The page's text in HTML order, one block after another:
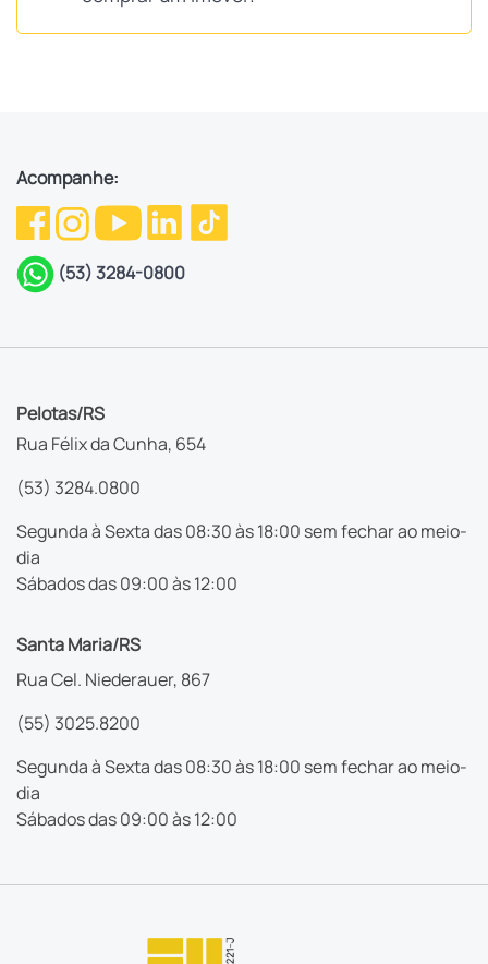
Acompanhe:
(53) 3284-0800
Pelotas/RS
Rua Félix da Cunha, 654
(53) 3284.0800
Segunda à Sexta das 08:30 às 18:00 sem fechar ao meio-
dia
Sábados das 09:00 às 12:00
Santa Maria/RS
Rua Cel. Niederauer, 867
(55) 3025.8200
Segunda à Sexta das 08:30 às 18:00 sem fechar ao meio-
dia
Sábados das 09:00 às 12:00